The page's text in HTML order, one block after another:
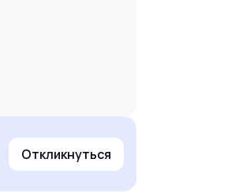
Откликнуться